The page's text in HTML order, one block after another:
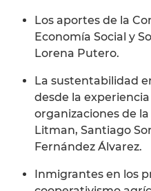
Los aportes de la
Economía Social y
Lorena Putero.
La sustentabilidad
desde la
organizaciones de la
Litman, Santiago
Fernández Álvarez.
Inmigrantes en los